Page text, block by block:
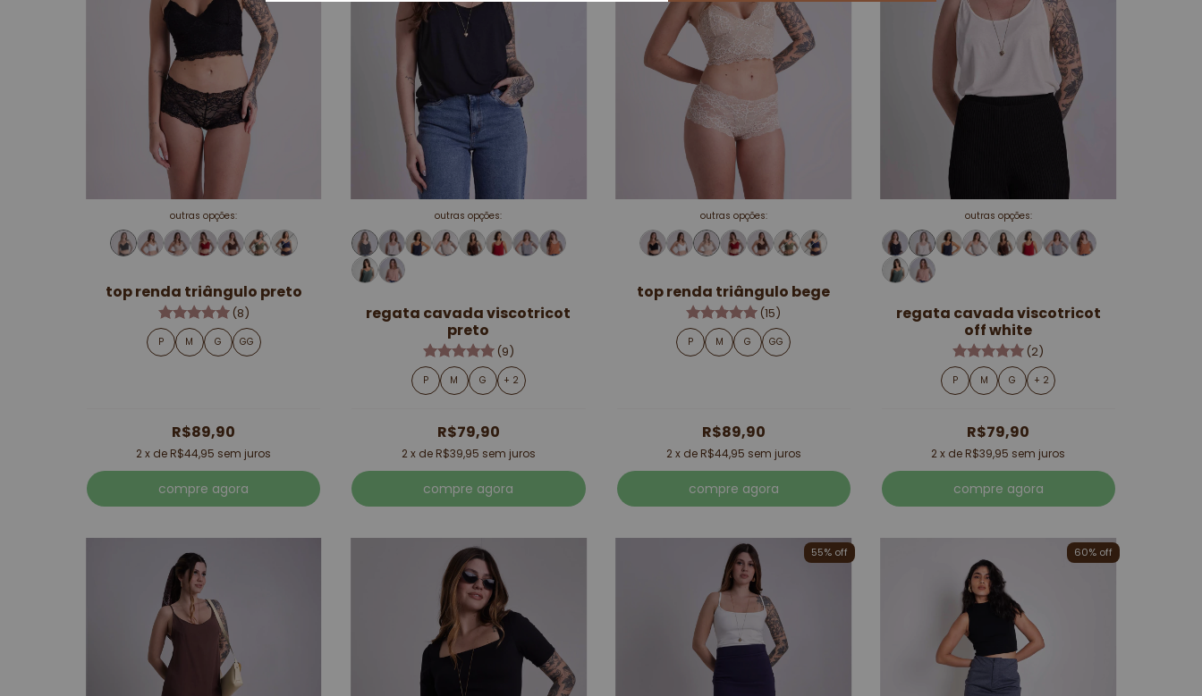
outras opções:
top renda triângulo preto
(8)
P M G GG
R$89,90
2x de R$44,95 sem juros
compre agora
outras opções:
regata cavada viscotricot
preto
(9)
P M G + 2
R$79,90
2x de R$39,95 sem juros
compre agora
outras opções:
top renda triângulo bege
(15)
P M G GG
R$89,90
2x de R$44,95 sem juros
compre agora
outras opções:
regata cavada viscotricot
off white
(2)
P M G + 2
R$79,90
2x de R$39,95 sem juros
compre agora
55% off 60% off